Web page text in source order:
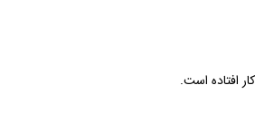
افتاده است.